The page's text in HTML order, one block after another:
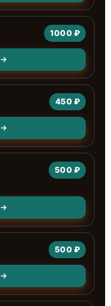
1000 ₽
450 ₽
500 ₽
500 ₽